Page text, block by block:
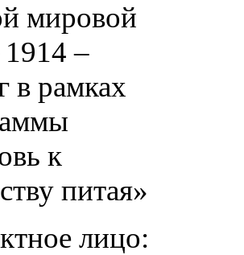
мировой
–
в рамках
к
питая»
лицо: